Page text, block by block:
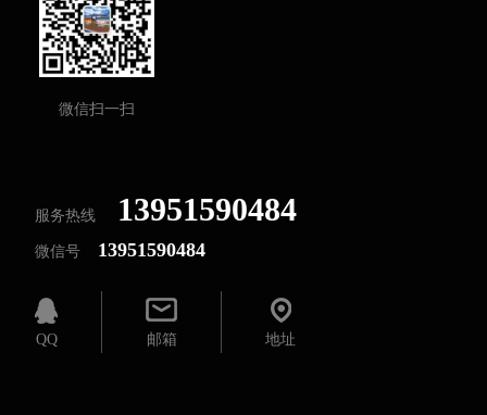
微信扫一扫
服务热线 13951590484
微信号 13951590484
QQ 邮箱 地址